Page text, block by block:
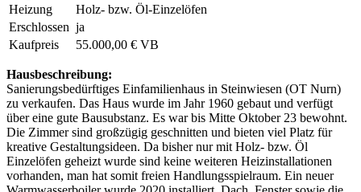
Heizung
Holz- bzw. Öl-Einzelöfen
Erschlossen ja
Kaufpreis
55.000,00 € VB
Hausbeschreibung:
Sanierungsbedürftiges Einfamilienhaus in Steinwiesen (OT Nurn)
zu verkaufen. Das Haus wurde im Jahr 1960 gebaut und verfügt
über eine gute Bausubstanz. Es war bis Mitte Oktober 23 bewohnt.
Die Zimmer sind großzügig geschnitten und bieten viel Platz für
kreative Gestaltungsideen. Da bisher nur mit Holz- bzw. Öl
Einzelöfen geheizt wurde sind keine weiteren Heizinstallationen
vorhanden, man hat somit freien Handlungsspielraum. Ein neuer